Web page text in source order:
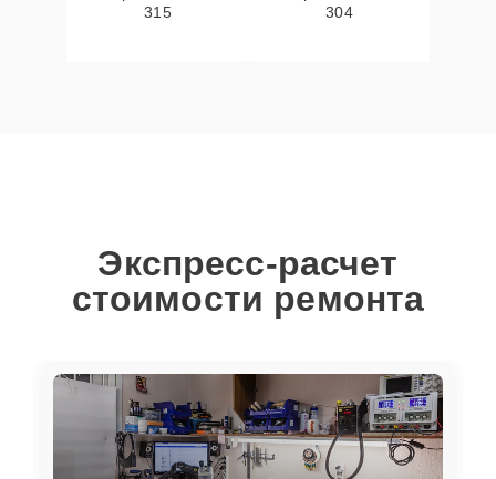
315
304
Экспресс-расчет
стоимости ремонта